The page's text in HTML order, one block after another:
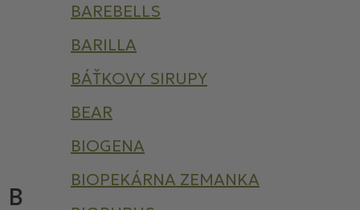
B
BAREBELLS
BARILLA
BÁŤKOVY SIRUPY
BEAR
BIOGENA
BIOPEKÁRNA ZEMANKA